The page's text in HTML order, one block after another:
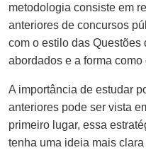
metodologia consiste em
anteriores de concursos
com o estilo das Questões
abordados e a forma
A importância de estudar
anteriores pode ser vista
primeiro lugar, essa
tenha uma ideia mais